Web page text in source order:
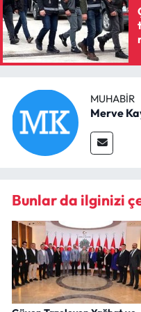
MUHABIR
Merve
Bunlar da ilginizi